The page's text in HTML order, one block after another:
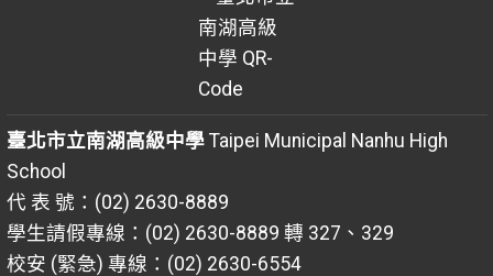
臺北市立南湖高級中學Taipei Municipal Nanhu High
School
代 表 號：(02) 2630-8889
學生請假專線：(02) 2630-8889 轉 327、329
校安 (緊急) 專線：(02) 2630-6554